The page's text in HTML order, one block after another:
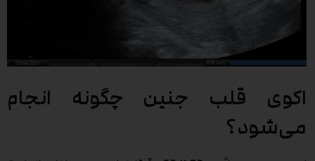
اکوی قلب جنین چگونه انجام
می‌شود؟